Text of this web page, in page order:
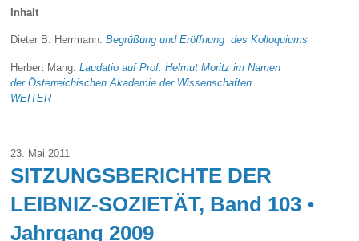
Inhalt
Dieter B. Herrmann:Begrüßung und Eröffnung des Kolloquiums
Herbert Mang:Laudatio auf Prof. Helmut Moritz im Namen
der Österreichischen Akademie der Wissenschaften
WEITER
23. Mai 2011
SITZUNGSBERICHTE DER
LEIBNIZ-SOZIETÄT, Band 103 •
Jahrgang 2009